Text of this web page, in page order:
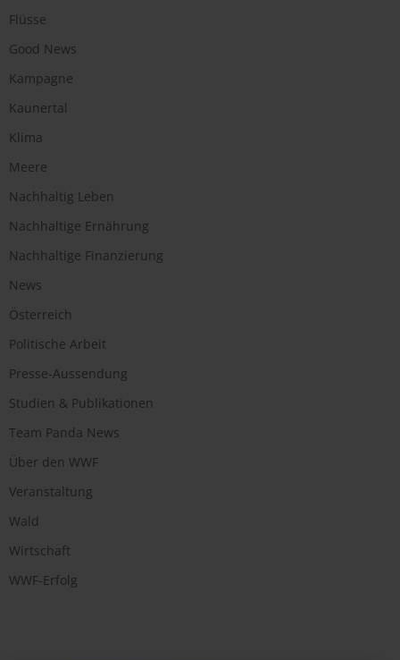
Flüsse
Good News
Kampagne
Kaunertal
Klima
Meere
Nachhaltig Leben
Nachhaltige Ernährung
Nachhaltige Finanzierung
News
Österreich
Politische Arbeit
Presse-Aussendung
Studien & Publikationen
Team Panda News
Über den WWF
Veranstaltung
Wald
Wirtschaft
WWF-Erfolg